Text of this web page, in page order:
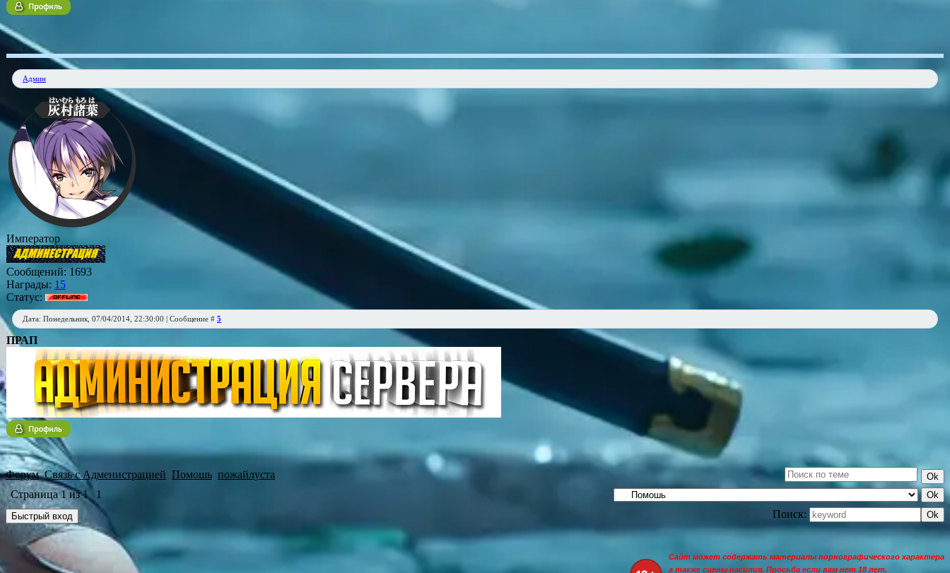
Админ
Император
Сообщений: 1693
Награды: 15
Статус:
Дата: Понедельник, 07/04/2014, 22:30:00 | Сообщение # 5
ПРАП
Форум Связь с Адменистрацией Помошь пожайлуста
Страница1 из1
1
Поиск:
Сайт может содержать материалы порнографического характера
а также сцены насилия. Просьба если вам нет 18 лет,